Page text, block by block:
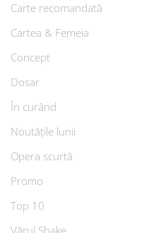
Carte recomandată
Cartea & Femeia
Concept
Dosar
În curând
Noutățile lunii
Opera scurtă
Promo
Top 10